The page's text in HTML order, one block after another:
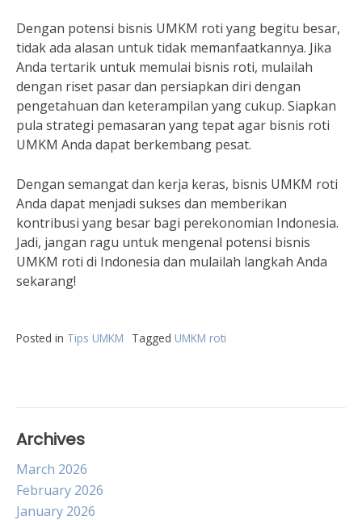
Dengan potensi bisnis UMKM roti yang begitu besar,
tidak ada alasan untuk tidak memanfaatkannya. Jika
Anda tertarik untuk memulai bisnis roti, mulailah
dengan riset pasar dan persiapkan diri dengan
pengetahuan dan keterampilan yang cukup. Siapkan
pula strategi pemasaran yang tepat agar bisnis roti
UMKM Anda dapat berkembang pesat.
Dengan semangat dan kerja keras, bisnis UMKM roti
Anda dapat menjadi sukses dan memberikan
kontribusi yang besar bagi perekonomian Indonesia.
Jadi, jangan ragu untuk mengenal potensi bisnis
UMKM roti di Indonesia dan mulailah langkah Anda
sekarang!
Posted in Tips UMKM Tagged UMKM roti
Archives
March 2026
February 2026
January 2026